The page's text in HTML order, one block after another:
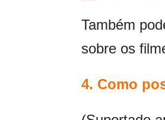
Também
sobre os
4. Como